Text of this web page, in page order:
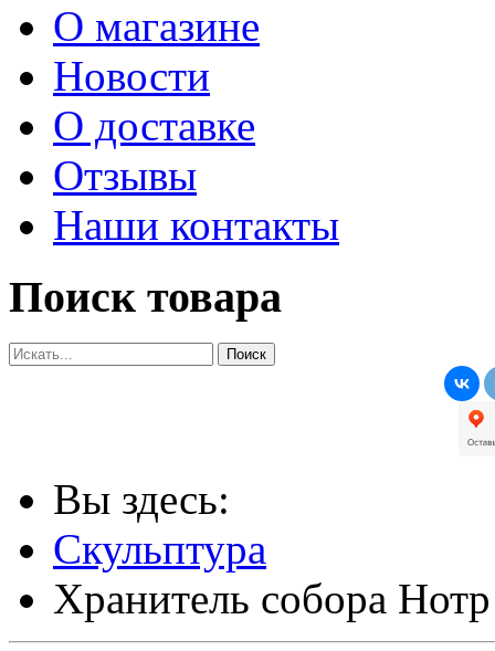
О магазине
Новости
О доставке
Отзывы
Наши контакты
Поиск товара
Вы здесь:
Скульптура
Хранитель собора